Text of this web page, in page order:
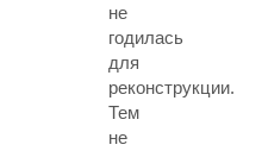
не
годилась
для
реконструкции.
Тем
не